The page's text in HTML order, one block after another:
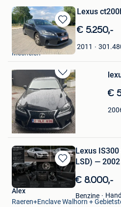
Bewaren
in
Mijn
Favorieten
Lexus
€ 5.250,-
2011
TimBuhck
Mechelen
Bewaren
in
Mijn
Favorieten
€
MATBOK Spartacus
Saint-Nicolas
Bewaren
in
Mijn
Favorieten
Lexus
LSD) —
€ 8.000,-
Benzine
Alex
Raeren+Enclave Walhorn +